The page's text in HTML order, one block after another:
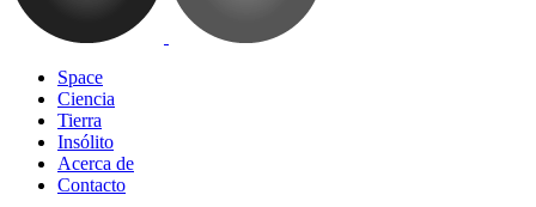
Space
Ciencia
Tierra
Insólito
Acerca de
Contacto